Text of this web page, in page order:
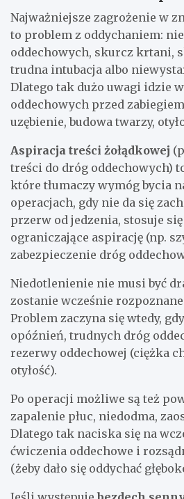
Najważniejsze zagrożenie w
to problem z oddychaniem:
oddechowych, skurcz krtani,
trudna intubacja albo
Dlatego tak dużo uwagi idzie
oddechowych przed
uzębienie, budowa twarzy,
Aspiracja treści żołądkowej
treści do dróg oddechowych)
które tłumaczy wymóg bycia
operacjach, gdy nie da się
przerw od jedzenia, stosuje
ograniczające aspirację (np.
zabezpieczenie dróg
Niedotlenienie nie musi być
zostanie wcześnie
Problem zaczyna się wtedy,
opóźnień, trudnych dróg
rezerwy oddechowej (ciężka
otyłość).
Po operacji możliwe są też
zapalenie płuc, niedodma,
Dlatego tak naciska się na
ćwiczenia oddechowe i
(żeby dało się oddychać